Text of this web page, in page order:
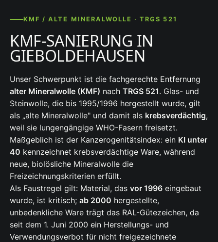
KMF / ALTE MINERALWOLLE · TRGS 521
KMF-SANIERUNG IN
GIEBOLDEHAUSEN
Unser Schwerpunkt ist die fachgerechte Entfernung
alter Mineralwolle (KMF) nach TRGS 521. Glas- und
Steinwolle, die bis 1995/1996 hergestellt wurde, gilt
als „alte Mineralwolle" und damit als krebsverdächtig,
weil sie lungengängige WHO-Fasern freisetzt.
Maßgeblich ist der Kanzerogenitätsindex: ein KI unter
40 kennzeichnet krebsverdächtige Ware, während
neue, biolösliche Mineralwolle die
Freizeichnungskriterien erfüllt.
Als Faustregel gilt: Material, das vor 1996 eingebaut
wurde, ist kritisch; ab 2000 hergestellte,
unbedenkliche Ware trägt das RAL-Gütezeichen, da
seit dem 1. Juni 2000 ein Herstellungs- und
Verwendungsverbot für nicht freigezeichnete